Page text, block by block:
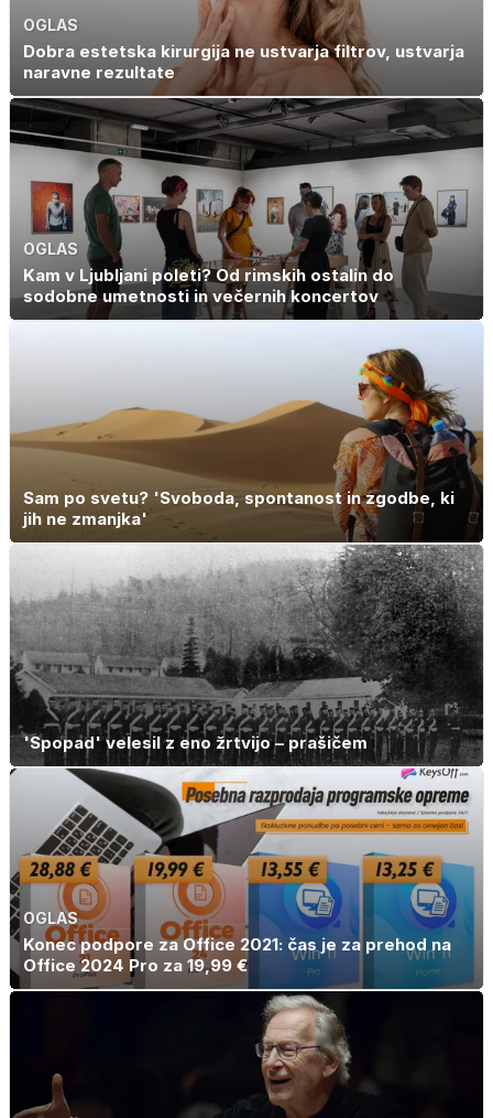
OGLAS
Dobra estetska kirurgija ne ustvarja filtrov, ustvarja
naravne rezultate
OGLAS
Kam v Ljubljani poleti? Od rimskih ostalin do
sodobne umetnosti in večernih koncertov
Sam po svetu? 'Svoboda, spontanost in zgodbe, ki
jih ne zmanjka'
'Spopad' velesil z eno žrtvijo – prašičem
OGLAS
Konec podpore za Office 2021: čas je za prehod na
Office 2024 Pro za 19,99 €